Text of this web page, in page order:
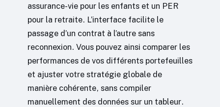
assurance-vie pour les enfants et un PER
pour la retraite. L’interface facilite le
passage d’un contrat à l’autre sans
reconnexion. Vous pouvez ainsi comparer les
performances de vos différents portefeuilles
et ajuster votre stratégie globale de
manière cohérente, sans compiler
manuellement des données sur un tableur.